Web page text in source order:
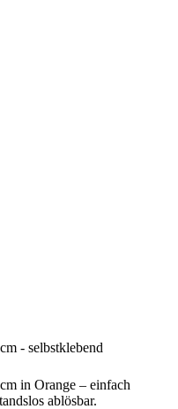
- selbstklebend
in Orange – einfach
ablösbar.